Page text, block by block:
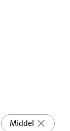
Middel